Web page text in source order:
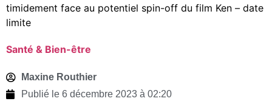
timidement face au potentiel spin-off du film Ken – date
limite
Santé & Bien-être
Maxine Routhier
Publié le 6 décembre 2023 à 02:20